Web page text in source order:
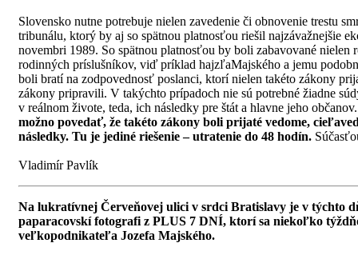
Slovensko nutne potrebuje nielen zavedenie či obnovenie trestu
tribunálu, ktorý by aj so spätnou platnosťou riešil najzávažnejšie
novembri 1989. So spätnou platnosťou by boli zabavované nielen
rodinných príslušníkov, viď príklad hajzľaMajského a jemu
boli bratí na zodpovednosť poslanci, ktorí nielen takéto zákony
zákony pripravili. V takýchto prípadoch nie sú potrebné žiadne
v reálnom živote, teda, ich následky pre štát a hlavne jeho
možno povedať, že takéto zákony boli prijaté vedome,
následky. Tu je jediné riešenie – utratenie do 48 hodín.
Vladimír Pavlík
Na lukratívnej Červeňovej ulici v srdci Bratislavy je v týchto
paparacovskí fotografi z PLUS 7 DNÍ, ktorí sa niekoľko
veľkopodnikateľa Jozefa Majského.